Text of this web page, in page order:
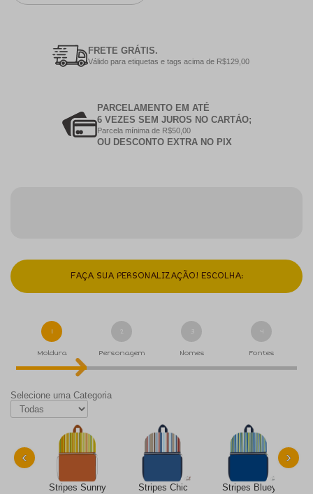
FRETE GRÁTIS.
Válido para etiquetas e tags acima de R$129,00
PARCELAMENTO EM ATÉ
6 VEZES SEM JUROS NO CARTÁO;
Parcela mínima de R$50,00
OU DESCONTO EXTRA NO PIX
FAÇA SUA PERSONALIZAÇÃO! ESCOLHA:
1
Moldura
2
Personagem
3
Nomes
4
Fontes
Selecione uma Categoria
Stripes Sunny Stripes Chic Stripes Bluey
‹ ›